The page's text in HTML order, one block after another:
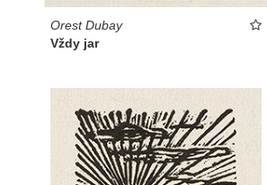
Orest Dubay
Vždy jar